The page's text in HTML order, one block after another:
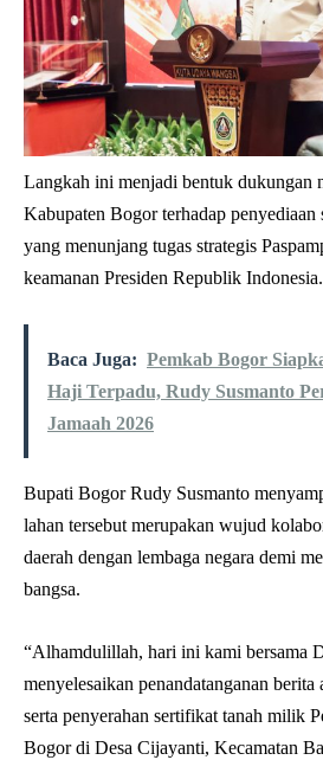
Langkah ini menjadi bentuk dukungan
Kabupaten Bogor terhadap penyediaan
yang menunjang tugas strategis
keamanan Presiden Republik Indonesia.
Baca Juga: Pemkab Bogor
Haji Terpadu, Rudy Susmanto
Jamaah 2026
Bupati Bogor Rudy Susmanto
lahan tersebut merupakan wujud
daerah dengan lembaga negara demi
bangsa.
“Alhamdulillah, hari ini kami bersama
menyelesaikan penandatanganan berita
serta penyerahan sertifikat tanah milik
Bogor di Desa Cijayanti, Kecamatan